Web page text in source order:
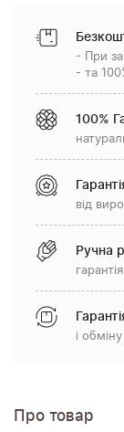
- При
- та
100%
від
Ручна
і
Про товар